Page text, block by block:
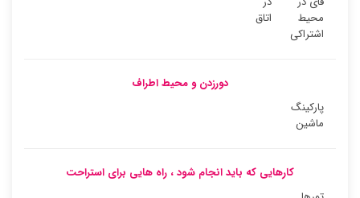
محیط
اشتراکی
اتاق
دورزدن و محیط اطراف
پارکینگ
ماشین
کارهایی که باید انجام شود ، راه هایی برای استراحت